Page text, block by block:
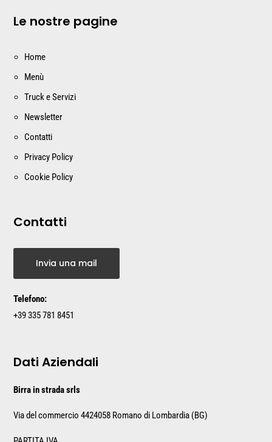
Le nostre pagine
Home
Menù
Truck e Servizi
Newsletter
Contatti
Privacy Policy
Cookie Policy
Contatti
Invia una mail
Telefono:
+39 335 781 8451
Dati Aziendali
Birra in strada srls
Via del commercio 4424058 Romano di Lombardia (BG)